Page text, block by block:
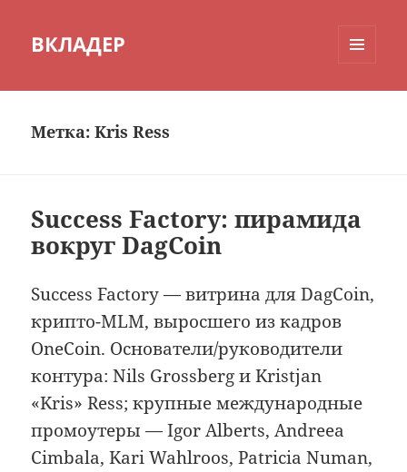
ВКЛАДЕР
Метка:Kris Ress
Success Factory: пирамида
вокруг DagCoin
Success Factory — витрина для DagCoin,
крипто-MLM, выросшего из кадров
OneCoin. Основатели/руководители
контура: Nils Grossberg и Kristjan
«Kris» Ress; крупные международные
промоутеры — Igor Alberts, Andreea
Cimbala, Kari Wahlroos, Patricia Numan,